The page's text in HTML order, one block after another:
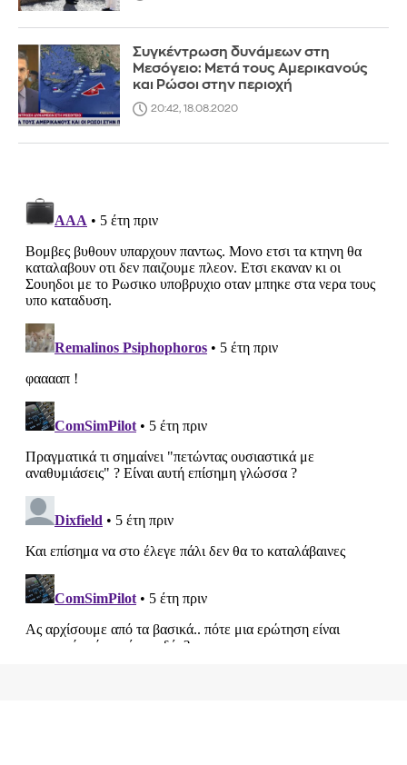
Συγκέντρωση δυνάμεων στη
Μεσόγειο: Μετά τους Αμερικανούς
και Ρώσοι στην περιοχή
20:42, 18.08.2020